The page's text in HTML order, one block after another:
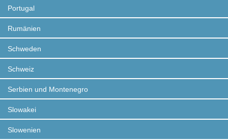
Portugal
Rumänien
Schweden
Schweiz
Serbien und Montenegro
Slowakei
Slowenien